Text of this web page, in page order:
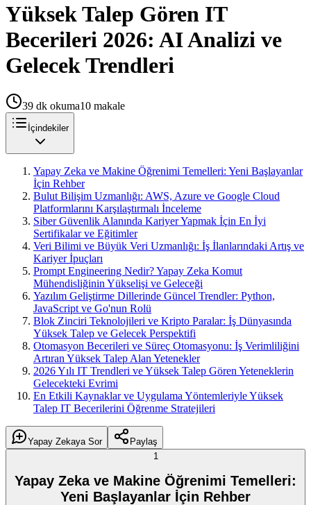
Yüksek Talep Gören IT
Becerileri 2026: AI Analizi ve
Gelecek Trendleri
39 dk okuma10 makale
İçindekiler
Yapay Zeka ve Makine Öğrenimi Temelleri: Yeni Başlayanlar
İçin Rehber
Bulut Bilişim Uzmanlığı: AWS, Azure ve Google Cloud
Platformlarını Karşılaştırmalı İnceleme
Siber Güvenlik Alanında Kariyer Yapmak İçin En İyi
Sertifikalar ve Eğitimler
Veri Bilimi ve Büyük Veri Uzmanlığı: İş İlanlarındaki Artış ve
Kariyer İpuçları
Prompt Engineering Nedir? Yapay Zeka Komut
Mühendisliğinin Yükselişi ve Geleceği
Yazılım Geliştirme Dillerinde Güncel Trendler: Python,
JavaScript ve Go'nun Rolü
Blok Zinciri Teknolojileri ve Kripto Paralar: İş Dünyasında
Yüksek Talep ve Gelecek Perspektifi
Otomasyon Becerileri ve Süreç Otomasyonu: İş Verimliliğini
Artıran Yüksek Talep Alan Yetenekler
2026 Yılı IT Trendleri ve Yüksek Talep Gören Yeteneklerin
Gelecekteki Evrimi
En Etkili Kaynaklar ve Uygulama Yöntemleriyle Yüksek
Talep IT Becerilerini Öğrenme Stratejileri
Yapay Zekaya Sor
Paylaş
1
Yapay Zeka ve Makine Öğrenimi Temelleri:
Yeni Başlayanlar İçin Rehber